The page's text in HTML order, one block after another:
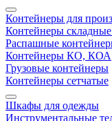
Контейнеры для
Контейнеры
Распашные
Контейнеры КО, КОА
Грузовые контейнеры
Контейнеры сетчатые
Шкафы для одежды
Инструментальные